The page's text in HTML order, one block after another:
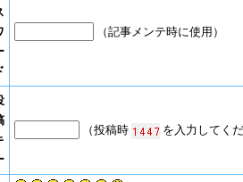
（記事メンテ時に使用）
（投稿時 を入力してく